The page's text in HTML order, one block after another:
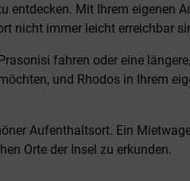
entdecken. Mit Ihrem eigenen
nicht immer leicht erreichbar
fahren oder eine
und Rhodos in Ihrem
Aufenthaltsort. Ein
Orte der Insel zu erkunden.